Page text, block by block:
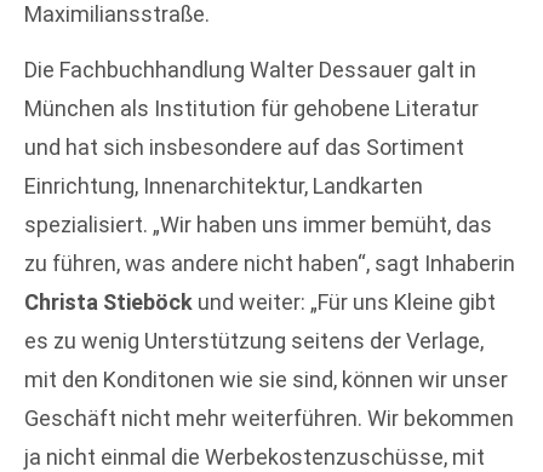
Maximiliansstraße.
Die Fachbuchhandlung Walter Dessauer galt in
München als Institution für gehobene Literatur
und hat sich insbesondere auf das Sortiment
Einrichtung, Innenarchitektur, Landkarten
spezialisiert. „Wir haben uns immer bemüht, das
zu führen, was andere nicht haben“, sagt Inhaberin
Christa Stieböck und weiter: „Für uns Kleine gibt
es zu wenig Unterstützung seitens der Verlage,
mit den Konditonen wie sie sind, können wir unser
Geschäft nicht mehr weiterführen. Wir bekommen
ja nicht einmal die Werbekostenzuschüsse, mit